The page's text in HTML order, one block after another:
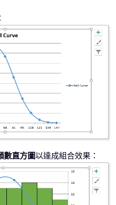
數直方圖以達成組合效果：